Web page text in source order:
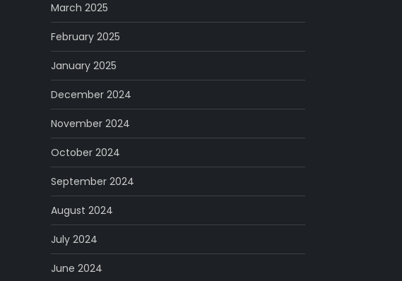
March 2025
February 2025
January 2025
December 2024
November 2024
October 2024
September 2024
August 2024
July 2024
June 2024